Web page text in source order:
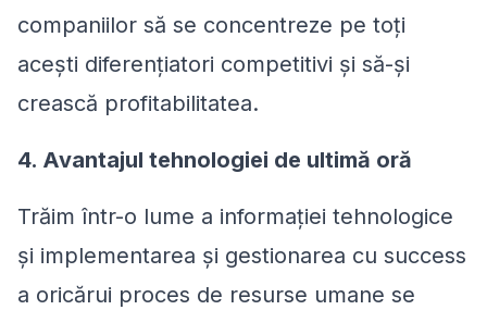
companiilor să se concentreze pe toți
acești diferențiatori competitivi și să-și
crească profitabilitatea.
4. Avantajul tehnologiei de ultimă oră
Trăim într-o lume a informației tehnologice
și implementarea și gestionarea cu success
a oricărui proces de resurse umane se